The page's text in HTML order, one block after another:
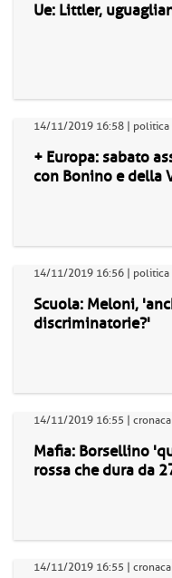
Ue: Littler,
14/11/2019 16:58 | politica
+ Europa: sabato
con Bonino e della
14/11/2019 16:56 | politica
Scuola: Meloni,
discriminatorie?'
14/11/2019 16:55 | cronaca
Mafia: Borsellino
rossa che dura da
14/11/2019 16:55 | cronaca